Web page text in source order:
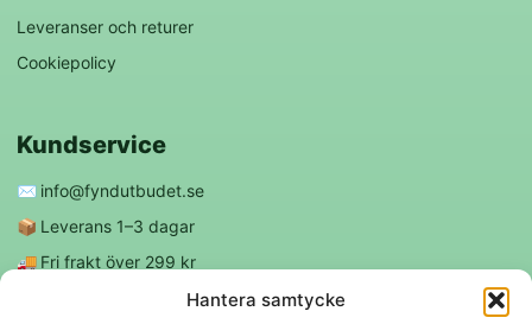
Hantera samtycke
Leveranser och returer
Cookiepolicy
Kundservice
✉️ info@fyndutbudet.se
📦 Leverans 1–3 dagar
🚚 Fri frakt över 299 kr